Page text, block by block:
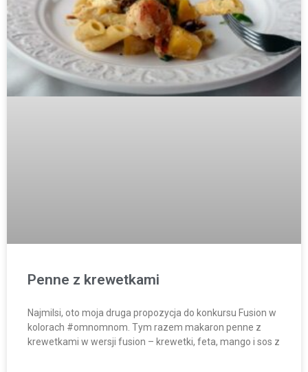
Penne z krewetkami
Najmilsi, oto moja druga propozycja do konkursu Fusion w
kolorach #omnomnom. Tym razem makaron penne z
krewetkami w wersji fusion – krewetki, feta, mango i sos z